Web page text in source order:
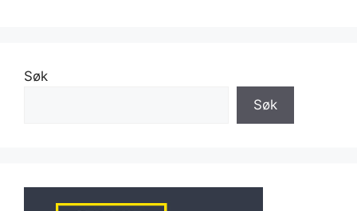
Søk
Søk